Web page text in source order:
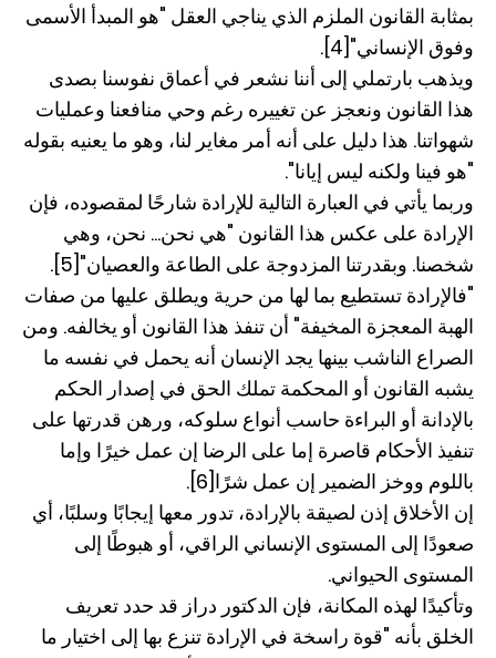
بمثابة القانون الملزم الذي يناجي العقل "هو المبدأ الأسمى
وفوق الإنساني"[4].
ويذهب بارتملي إلى أننا نشعر في أعماق نفوسنا بصدى
هذا القانون ونعجز عن تغييره رغم وحي منافعنا وعمليات
شهواتنا. هذا دليل على أنه أمر مغاير لنا، وهو ما يعنيه بقوله
"هو فينا ولكنه ليس إيانا".
وربما يأتي في العبارة التالية للإرادة شارحًا لمقصوده، فإن
الإرادة على عكس هذا القانون "هي نحن... نحن، وهي
شخصنا. وبقدرتنا المزدوجة على الطاعة والعصيان"[5].
"فالإرادة تستطيع بما لها من حرية ويطلق عليها من صفات
الهبة المعجزة المخيفة" أن تنفذ هذا القانون أو يخالفه. ومن
الصراع الناشب بينها يجد الإنسان أنه يحمل في نفسه ما
يشبه القانون أو المحكمة تملك الحق في إصدار الحكم
بالإدانة أو البراءة حاسب أنواع سلوكه، ورهن قدرتها على
تنفيذ الأحكام قاصرة إما على الرضا إن عمل خيرًا وإما
باللوم ووخز الضمير إن عمل شرًا[6].
إن الأخلاق إذن لصيقة بالإرادة، تدور معها إيجابًا وسلبًا، أي
صعودًا إلى المستوى الإنساني الراقي، أو هبوطًا إلى
المستوى الحيواني.
وتأكيدًا لهذه المكانة، فإن الدكتور دراز قد حدد تعريف
الخلق بأنه "قوة راسخة في الإرادة تنزع بها إلى اختيار ما